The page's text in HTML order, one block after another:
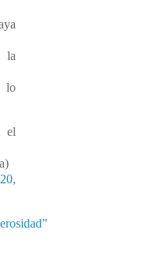
la
lo